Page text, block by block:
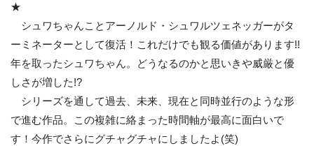
★
シュワちゃんことアーノルド・シュワルツェネッガーがタ
ーミネーターとして復活！これだけでも観る価値があります!!
年を取ったシュワちゃん。どうなるのかと思いきや威厳と優
しさが増した!?
シリーズを通して過去、未来、現在と同時並行のような形
で進む作品。この複雑に絡まった時間軸が最高に面白いで
す！今作でさらにグチャグチャにしましたよ(笑)